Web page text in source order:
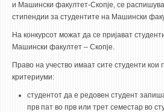
QIM-SEE
WATERBRIDGING
CIRASIM
ENERGET
AIR QUALITY MODELLING
и Машински факултет-Скопје, се
стипендии за студентите на Машински
На конкурсот можат да се пријават
Машински факултет – Скопје.
Право на учество имаат сите студенти кои
критериуми:
студентот да е редовен студент
прв пат во прв или трет семестар во